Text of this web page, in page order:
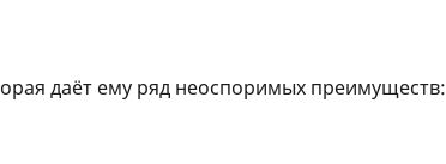
даёт ему ряд неоспоримых преимуществ: